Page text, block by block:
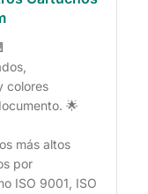
colores
🌟
más altos
por
ISO 9001, ISO